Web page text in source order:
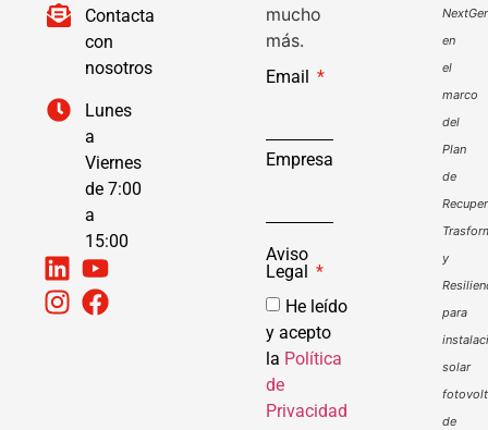
Contacta
con
nosotros
Lunes
a
Viernes
de 7:00
a
15:00
mucho
más.
Email
Empresa
Aviso
Legal
He leído
y acepto
la Política
de
Privacidad
en
el
marco
del
Plan
de
y
para
solar
de